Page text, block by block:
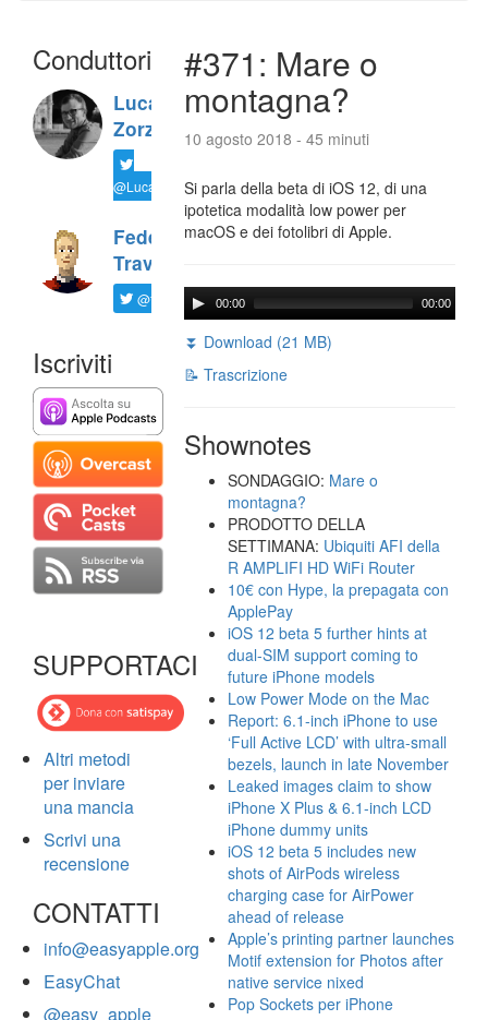
Conduttori
Luca
Zorzi
@LucaTNT
Federico
Travaini
@ftrava
Iscriviti
SUPPORTACI
Altri metodi
per inviare
una mancia
Scrivi una
recensione
CONTATTI
info@easyapple.org
EasyChat
@easy_apple
#371: Mare o
montagna?
10 agosto 2018 - 45 minuti
Si parla della beta di iOS 12, di una
ipotetica modalità low power per
macOS e dei fotolibri di Apple.
00:00 00:00
⏬ Download (21 MB)
📝 Trascrizione
Shownotes
SONDAGGIO: Mare o
montagna?
PRODOTTO DELLA
SETTIMANA: Ubiquiti AFI della
R AMPLIFI HD WiFi Router
10€ con Hype, la prepagata con
ApplePay
iOS 12 beta 5 further hints at
dual-SIM support coming to
future iPhone models
Low Power Mode on the Mac
Report: 6.1-inch iPhone to use
‘Full Active LCD’ with ultra-small
bezels, launch in late November
Leaked images claim to show
iPhone X Plus & 6.1-inch LCD
iPhone dummy units
iOS 12 beta 5 includes new
shots of AirPods wireless
charging case for AirPower
ahead of release
Apple’s printing partner launches
Motif extension for Photos after
native service nixed
Pop Sockets per iPhone